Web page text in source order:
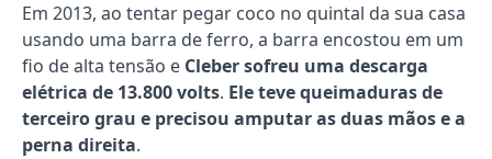
Em 2013, ao tentar pegar coco no quintal da sua casa
usando uma barra de ferro, a barra encostou em um
fio de alta tensão e Cleber sofreu uma descarga
elétrica de 13.800 volts. Ele teve queimaduras de
terceiro grau e precisou amputar as duas mãos e a
perna direita.